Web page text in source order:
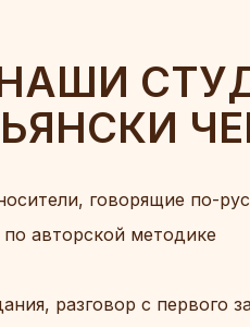
говорящие по-
авторской методике
разговор с первого